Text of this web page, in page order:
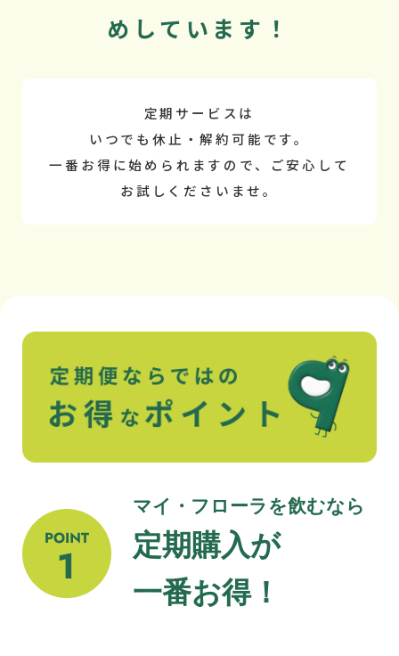
めしています！
定期サービスは
いつでも休止・解約可能です。
一番お得に始められますので、ご安心して
お試しくださいませ。
マイ・フローラを飲むなら
定期購入が
一番お得！